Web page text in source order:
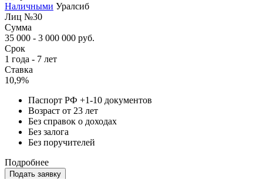
Наличными Уралсиб
Лиц №30
Сумма
35 000 - 3 000 000 руб.
Срок
1 года - 7 лет
Ставка
10,9%
Паспорт РФ +1-10 документов
Возраст от 23 лет
Без справок о доходах
Без залога
Без поручителей
Подробнее
Подать заявку